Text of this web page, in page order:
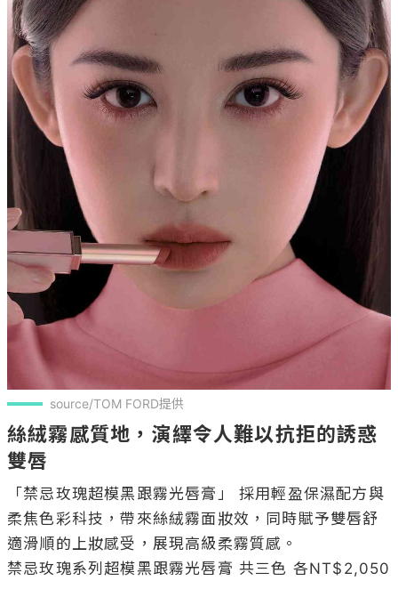
source/TOM FORD提供
絲絨霧感質地，演繹令人難以抗拒的誘惑
雙唇
「禁忌玫瑰超模黑跟霧光唇膏」 採用輕盈保濕配方與
柔焦色彩科技，帶來絲絨霧面妝效，同時賦予雙唇舒
適滑順的上妝感受，展現高級柔霧質感。
禁忌玫瑰系列超模黑跟霧光唇膏 共三色 各NT$2,050